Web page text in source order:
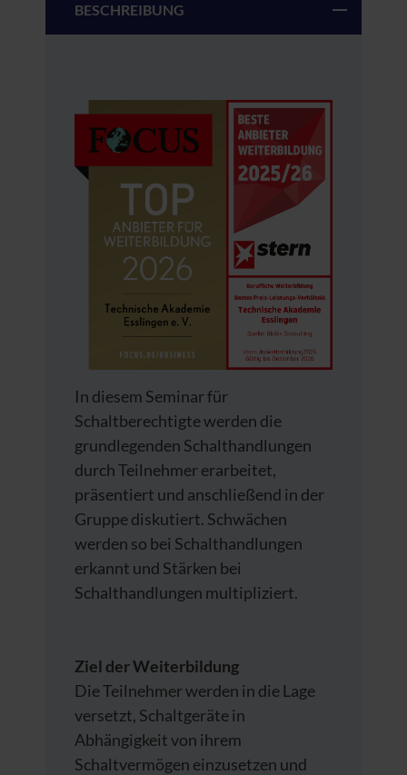
BESCHREIBUNG
In diesem Seminar für
Schaltberechtigte werden die
grundlegenden Schalthandlungen
durch Teilnehmer erarbeitet,
präsentiert und anschließend in der
Gruppe diskutiert. Schwächen
werden so bei Schalthandlungen
erkannt und Stärken bei
Schalthandlungen multipliziert.
Ziel der Weiterbildung
Die Teilnehmer werden in die Lage
versetzt, Schaltgeräte in
Abhängigkeit von ihrem
Schaltvermögen einzusetzen und